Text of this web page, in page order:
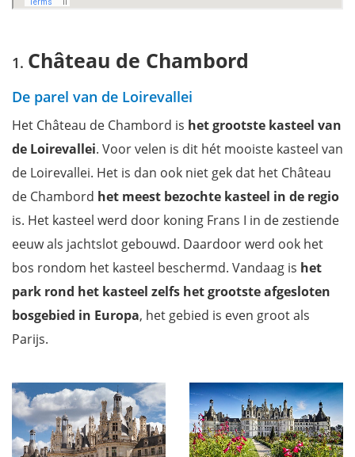
Château de Chambord
De parel van de Loirevallei
Het Château de Chambord is het grootste kasteel van
de Loirevallei. Voor velen is dit hét mooiste kasteel van
de Loirevallei. Het is dan ook niet gek dat het Château
de Chambord het meest bezochte kasteel in de regio
is. Het kasteel werd door koning Frans I in de zestiende
eeuw als jachtslot gebouwd. Daardoor werd ook het
bos rondom het kasteel beschermd. Vandaag is het
park rond het kasteel zelfs het grootste afgesloten
bosgebied in Europa, het gebied is even groot als
Parijs.